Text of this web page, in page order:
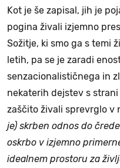
Kot je še zapisal, jih je
pogina živali izjemno
Sožitje, ki smo ga s temi
letih, pa se je zaradi
senzacionalističnega in
nekaterih dejstev s
zaščito živali sprevrglo v
je) skrben odnos do
oskrbo v izjemno
idealnem prostoru za